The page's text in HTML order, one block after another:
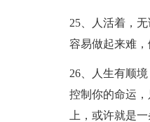
25、人活着，
容易做起来难
26、人生有顺
控制你的命运
上，或许就是